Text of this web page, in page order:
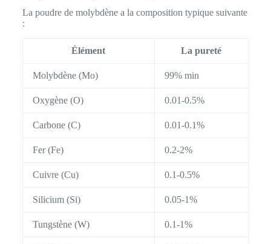
La poudre de molybdène a la composition typique suivante
:
Élément La pureté
Molybdène (Mo) 99% min
Oxygène (O) 0.01-0.5%
Carbone (C) 0.01-0.1%
Fer (Fe) 0.2-2%
Cuivre (Cu) 0.1-0.5%
Silicium (Si) 0.05-1%
Tungstène (W) 0.1-1%